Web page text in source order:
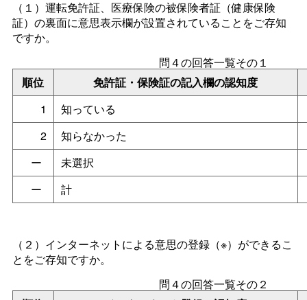
（１）運転免許証、医療保険の被保険者証（健康保険
証）の裏面に意思表示欄が設置されていることをご存知
ですか。
順位 免許証・保険証の記入欄の認知度
問４の回答一覧その１
1
知っている
2
知らなかった
ー
未選択
ー
計
（２）インターネットによる意思の登録（※）ができるこ
とをご存知ですか。
問４の回答一覧その２